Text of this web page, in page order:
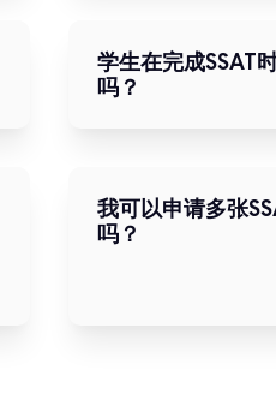
学生在完成SSAT
吗？
我可以申请多张
吗？